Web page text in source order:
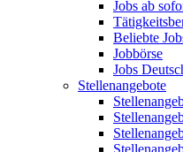
Jobs ab
Beliebte
Jobbörse
Jobs
Stellenangebote